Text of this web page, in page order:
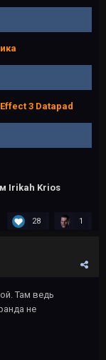
3 Datapad
Irikah Krios
28 1
Там ведь
не